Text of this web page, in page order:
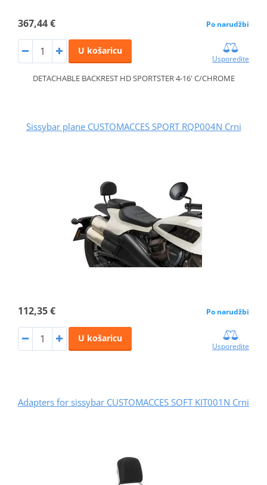
367,44 € Po narudžbi
U košaricu
Usporedite
DETACHABLE BACKREST HD SPORTSTER 4-16' C/CHROME
Sissybar plane CUSTOMACCES SPORT RQP004N Crni
112,35 € Po narudžbi
U košaricu
Usporedite
Adapters for sissybar CUSTOMACCES SOFT KIT001N Crni